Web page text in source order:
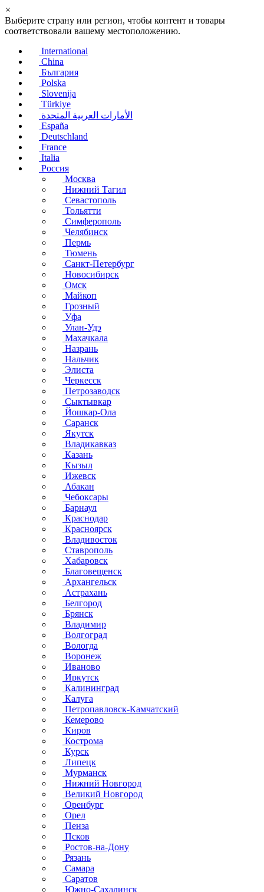
×
Выберите страну или регион, чтобы контент и товары
соответствовали вашему местоположению.
International
China
България
Polska
Slovenija
Türkiye
الأمارات العربية المتحدة
España
Deutschland
France
Italia
Россия
Москва
Нижний Тагил
Севастополь
Тольятти
Симферополь
Челябинск
Пермь
Тюмень
Санкт-Петербург
Новосибирск
Омск
Майкоп
Грозный
Уфа
Улан-Удэ
Махачкала
Назрань
Нальчик
Элиста
Черкесск
Петрозаводск
Сыктывкар
Йошкар-Ола
Саранск
Якутск
Владикавказ
Казань
Кызыл
Ижевск
Абакан
Чебоксары
Барнаул
Краснодар
Красноярск
Владивосток
Ставрополь
Хабаровск
Благовещенск
Архангельск
Астрахань
Белгород
Брянск
Владимир
Волгоград
Вологда
Воронеж
Иваново
Иркутск
Калининград
Калуга
Петропавловск-Камчатский
Кемерово
Киров
Кострома
Курск
Липецк
Мурманск
Нижний Новгород
Великий Новгород
Оренбург
Орел
Пенза
Псков
Ростов-на-Дону
Рязань
Самара
Саратов
Южно-Сахалинск